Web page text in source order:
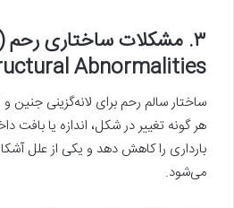
۳. مشکلات ساختاری رحم
Abnormalities)
ساختار سالم رحم برای لانه‌گزینی
هر گونه تغییر در شکل، اندازه یا
بارداری را کاهش دهد و یکی از علل
می‌شود.